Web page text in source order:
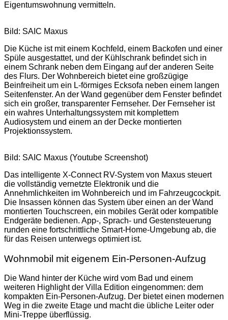
Eigentumswohnung vermitteln.
Bild: SAIC Maxus
Die Küche ist mit einem Kochfeld, einem Backofen und einer
Spüle ausgestattet, und der Kühlschrank befindet sich in
einem Schrank neben dem Eingang auf der anderen Seite
des Flurs. Der Wohnbereich bietet eine großzügige
Beinfreiheit um ein L-förmiges Ecksofa neben einem langen
Seitenfenster. An der Wand gegenüber dem Fenster befindet
sich ein großer, transparenter Fernseher. Der Fernseher ist
ein wahres Unterhaltungssystem mit komplettem
Audiosystem und einem an der Decke montierten
Projektionssystem.
Bild: SAIC Maxus (Youtube Screenshot)
Das intelligente X-Connect RV-System von Maxus steuert
die vollständig vernetzte Elektronik und die
Annehmlichkeiten im Wohnbereich und im Fahrzeugcockpit.
Die Insassen können das System über einen an der Wand
montierten Touchscreen, ein mobiles Gerät oder kompatible
Endgeräte bedienen. App-, Sprach- und Gestensteuerung
runden eine fortschrittliche Smart-Home-Umgebung ab, die
für das Reisen unterwegs optimiert ist.
Wohnmobil mit eigenem Ein-Personen-Aufzug
Die Wand hinter der Küche wird vom Bad und einem
weiteren Highlight der Villa Edition eingenommen: dem
kompakten Ein-Personen-Aufzug. Der bietet einen modernen
Weg in die zweite Etage und macht die übliche Leiter oder
Mini-Treppe überflüssig.